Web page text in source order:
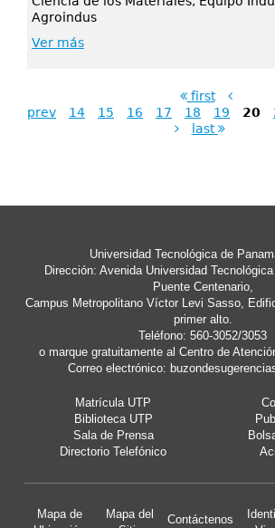
Agroindus
Ver más
first
prev
14 15 16 17 18 19 20
last
Universidad Tecnológica de
Dirección: Avenida Universidad
Puente Centenario,
Campus Metropolitano Víctor Levi Sasso,
primer alto.
Teléfono: 560-3052/3053
o marque gratuitamente al Centro de
Correo electrónico:
Matrícula UTP
Biblioteca UTP
Sala de Prensa
Directorio Telefónico
Mapa de
Mapa del
Contáctenos